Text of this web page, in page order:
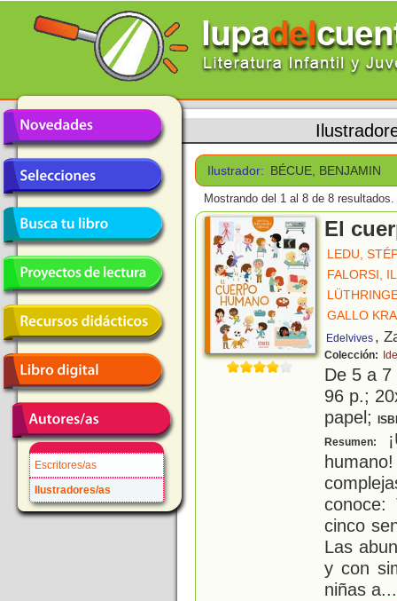
Escritores/as
Ilustradores/as
Ilustrador: BÉCUE, BENJAMIN
Mostrando del 1 al 8 de 8 resultados.
El
LEDU,
FALORSI,
GALLO
Edelvives ,
Colección:
De 5 a
96 p.;
papel;
Resumen:
cinco
Las
y con
niñas a...